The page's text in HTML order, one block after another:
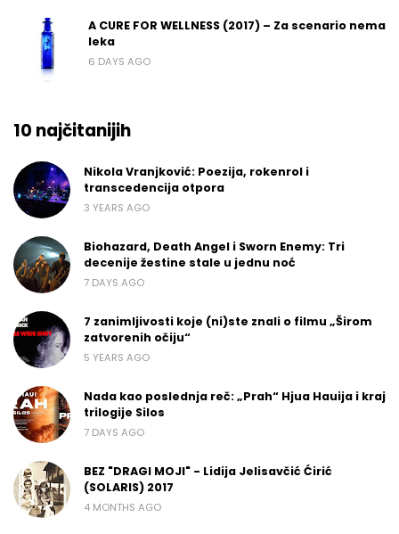
A CURE FOR WELLNESS (2017) – Za scenario nema
leka
6 DAYS AGO
10 najčitanijih
Nikola Vranjković: Poezija, rokenrol i
transcedencija otpora
3 YEARS AGO
Biohazard, Death Angel i Sworn Enemy: Tri
decenije žestine stale u jednu noć
7 DAYS AGO
7 zanimljivosti koje (ni)ste znali o filmu „Širom
zatvorenih očiju“
5 YEARS AGO
Nada kao poslednja reč: „Prah“ Hjua Hauija i kraj
trilogije Silos
7 DAYS AGO
BEZ "DRAGI MOJI" - Lidija Jelisavčić Ćirić
(SOLARIS) 2017
4 MONTHS AGO